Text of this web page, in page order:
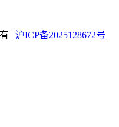
| 沪ICP备2025128672号